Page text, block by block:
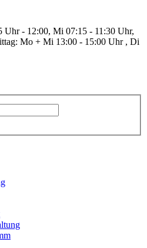
- 12:00, Mi 07:15 - 11:30 Uhr,
Mo + Mi 13:00 - 15:00 Uhr , Di